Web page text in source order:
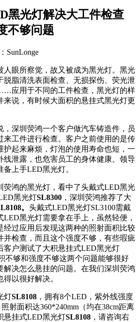
黑光灯解决大工件检查
不够问题
SunLonge
人眼所察觉，故又被成为黑光灯。黑光
脱脂清洗表面检查、无损探伤、荧光泄
应用于不同的工件检查，黑光灯的样
来说，有时候大面积的悬挂式黑光灯更
，深圳荧鸿一个客户做汽车铸造件，员
来工件进行检查。客户之前使用的是传
护起来麻烦，灯泡的使用寿命也短，一
线泄露，也危害员工的身体健康。领导
上手LED黑光灯。
荧鸿的黑光灯，看中了头戴式LED黑光
黑光灯SL8300 ，深圳荧鸿推荐了大
。 头戴式LED黑光灯SL3100需戴
黑光灯需要拿在手上，虽然轻便，
经过应用后发现这两种的照射面积比较
并检查，而且这个强度不够，有些瑕疵
客户测试了大积悬挂式LED黑光灯
不够和强度不够这两个问题能够很好
解决怎么悬挂的问题。在我们深圳荧鸿
以很好解决。
灯SL8108 ，拥有8个LED，紫外线强度
射面积达360*240mm（均在38cm距离
悬挂式LED黑光灯SL8108 ，请咨询右